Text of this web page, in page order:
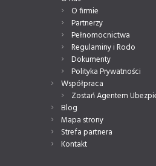
O firmie
Partnerzy
Pełnomocnictwa
Regulaminy i Rodo
Dokumenty
Polityka Prywatności
Współpraca
Zostań Agentem
Blog
Mapa strony
Strefa partnera
Kontakt